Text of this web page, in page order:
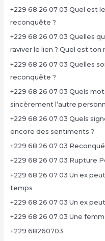
+229 68 26 07 03 Quel est
reconquête ?
+229 68 26 07 03 Quelles
raviver le lien ? Quel est ton
+229 68 26 07 03 Quelles
reconquête ?
+229 68 26 07 03 Quels
sincèrement l’autre
+229 68 26 07 03 Quels
encore des sentiments ?
+229 68 26 07 03
+229 68 26 07 03 Rupture
+229 68 26 07 03 Un ex
temps
+229 68 26 07 03 Un ex
+229 68 26 07 03 Une
+229 68260703